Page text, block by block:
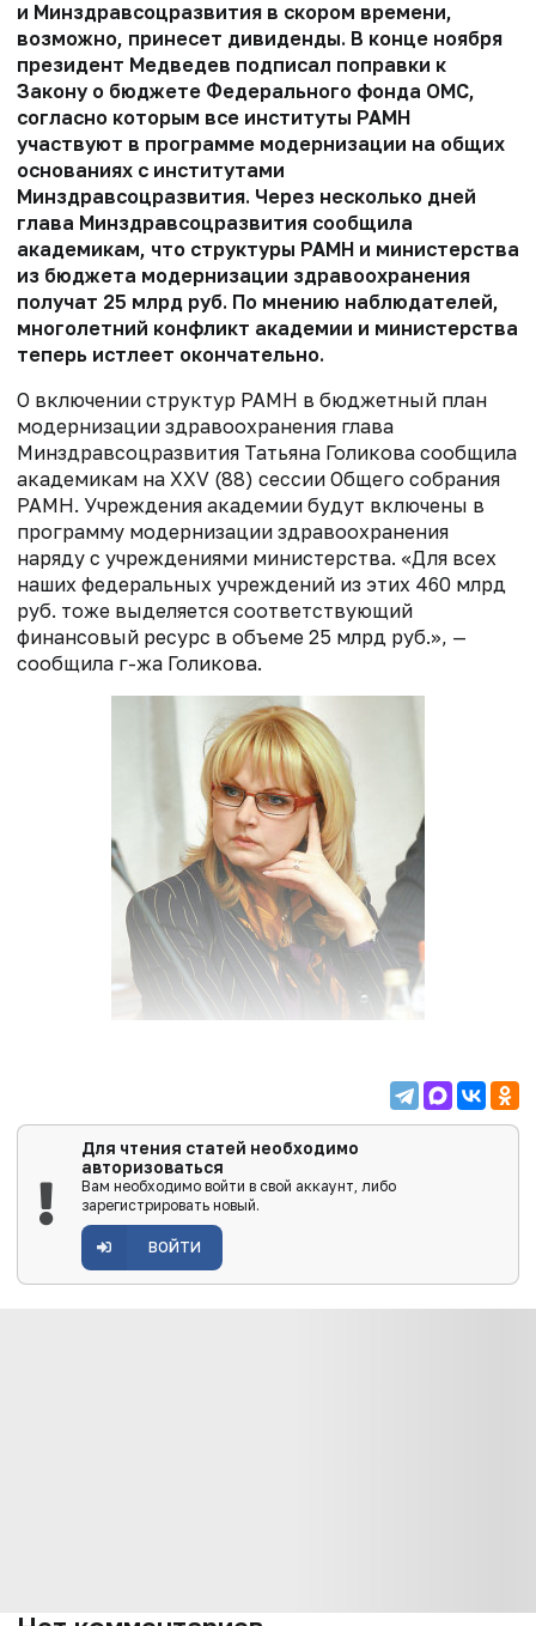
и Минздравсоцразвития в скором времени,
возможно, принесет дивиденды. В конце ноября
президент Медведев подписал поправки к
Закону о бюджете Федерального фонда ОМС,
согласно которым все институты РАМН
участвуют в программе модернизации на общих
основаниях с институтами
Минздравсоцразвития. Через несколько дней
глава Минздравсоцразвития сообщила
академикам, что структуры РАМН и министерства
из бюджета модернизации здравоохранения
получат 25 млрд руб. По мнению наблюдателей,
многолетний конфликт академии и министерства
теперь истлеет окончательно.
О включении структур РАМН в бюд­жетный план
модернизации здравоохранения глава
Минздравсоцразвития Татьяна Голикова сообщила
академикам на XXV (88) сессии Общего собрания
РАМН. Учреждения академии будут включены в
программу модернизации здравоохранения
наряду с учреждениями министерства. «Для всех
наших федеральных учреждений из этих 460 млрд
руб. тоже выделяется соответ­ствующий
финансовый ресурс в объеме 25 млрд руб.», —
сообщила г-жа Голикова.
Для чтения статей необходимо
авторизоваться
Вам необходимо войти в свой аккаунт, либо
зарегистрировать новый.
ВОЙТИ